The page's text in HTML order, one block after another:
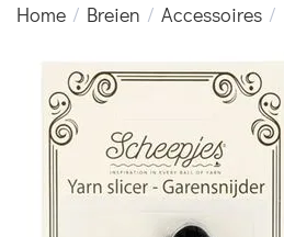
Home / Breien / Accessoires /